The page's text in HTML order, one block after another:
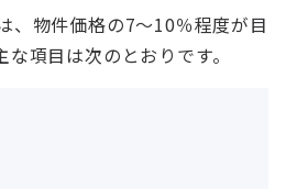
、物件価格の7〜10％程度が目
項目は次のとおりです。